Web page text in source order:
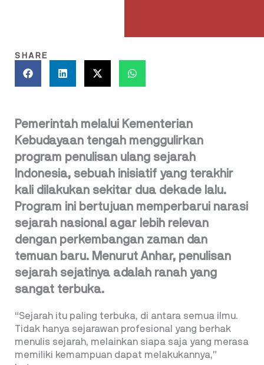
SHARE
Pemerintah melalui Kementerian
Kebudayaan tengah menggulirkan
program penulisan ulang sejarah
Indonesia, sebuah inisiatif yang terakhir
kali dilakukan sekitar dua dekade lalu.
Program ini bertujuan memperbarui narasi
sejarah nasional agar lebih relevan
dengan perkembangan zaman dan
temuan baru. Menurut Anhar, penulisan
sejarah sejatinya adalah ranah yang
sangat terbuka.
“Sejarah itu paling terbuka, di antara semua ilmu.
Tidak hanya sejarawan profesional yang berhak
menulis sejarah, melainkan siapa saja yang merasa
memiliki kemampuan dapat melakukannya,”